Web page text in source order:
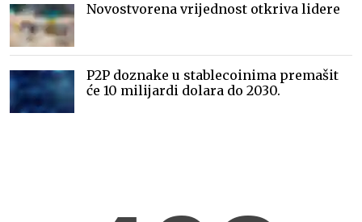
Novostvorena vrijednost otkriva lidere
P2P doznake u stablecoinima premašit
će 10 milijardi dolara do 2030.